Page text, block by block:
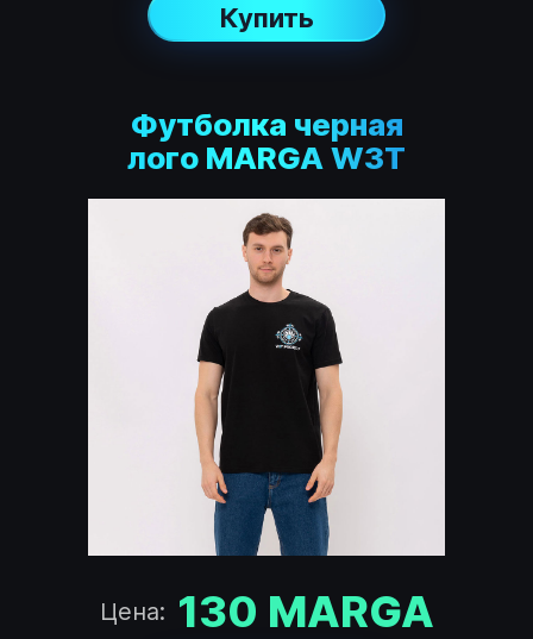
Купить
Футболка черная
лого MARGA W3T
Цена: 130 MARGA